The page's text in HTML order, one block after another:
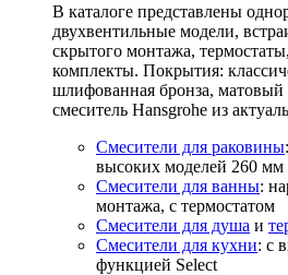
В каталоге представлены
двухвентильные модели,
скрытого монтажа,
комплекты. Покрытия:
шлифованная бронза,
смеситель Hansgrohe из
Смесители для раковины
высоких моделей 260 мм
Смесители для ванны:
монтажа, с термостатом
Смесители для душа и
Смесители для кухни: с
функцией Select